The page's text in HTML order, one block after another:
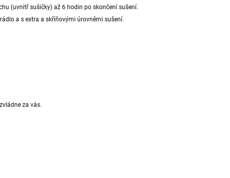
(uvnitř sušičky) až 6 hodin po skončení sušení.
a s extra a skříňovými úrovněmi sušení.
za vás.